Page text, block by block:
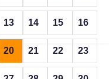
13 14 15 16
20 21 22 23